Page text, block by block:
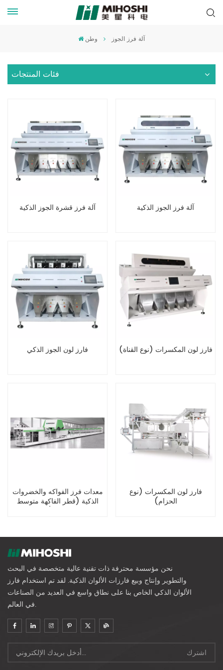
وطن آلة فرز الجوز
فئات المنتجات
آلة فرز قشرة الجوز الذكية آلة فرز الجوز الذكية
فارز لون الجوز الذكي فارز لون المكسرات (نوع القناة)
معدات فرز الفواكه والخضروات
الذكية (قطر الفاكهة متوسط
فارز لون المكسرات (نوع
الحزام)
نحن مؤسسة محترفة ذات تقنية عالية متخصصة في البحث
والتطوير وإنتاج وبيع فارزات الألوان الذكية. لقد تم استخدام فارز
الألوان الذكي الخاص بنا على نطاق واسع في العديد من الصناعات
في العالم.